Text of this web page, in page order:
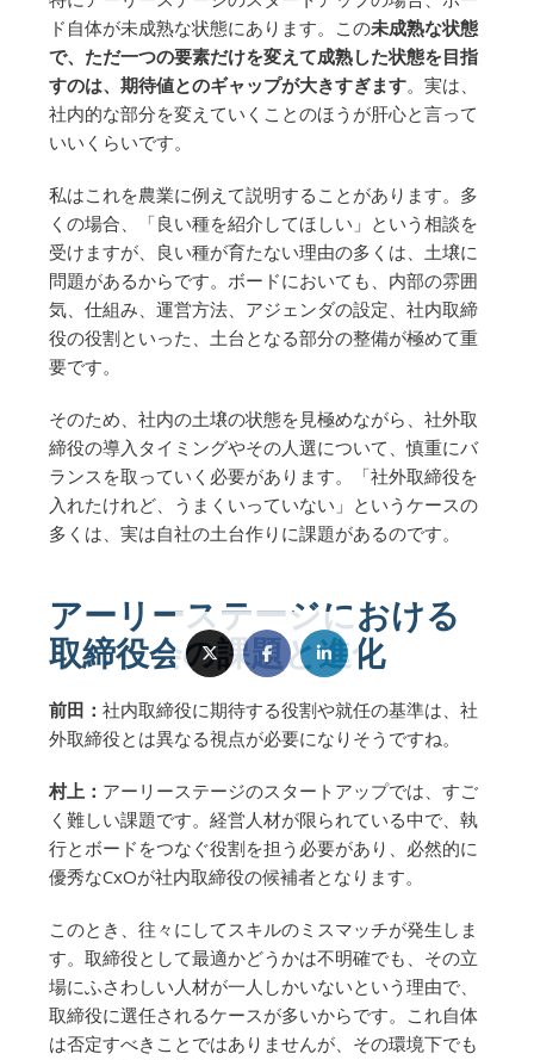
ド自体が未成熟な状態にあります。この未成熟な状態
で、ただ一つの要素だけを変えて成熟した状態を目指
すのは、期待値とのギャップが大きすぎます。実は、
社内的な部分を変えていくことのほうが肝心と言って
いいくらいです。
私はこれを農業に例えて説明することがあります。多
くの場合、「良い種を紹介してほしい」という相談を
受けますが、良い種が育たない理由の多くは、土壌に
問題があるからです。ボードにおいても、内部の雰囲
気、仕組み、運営方法、アジェンダの設定、社内取締
役の役割といった、土台となる部分の整備が極めて重
要です。
そのため、社内の土壌の状態を見極めながら、社外取
締役の導入タイミングやその人選について、慎重にバ
ランスを取っていく必要があります。「社外取締役を
入れたけれど、うまくいっていない」というケースの
多くは、実は自社の土台作りに課題があるのです。
アーリーステージにおける
取締役会の課題と進化
前田： 社内取締役に期待する役割や就任の基準は、社
外取締役とは異なる視点が必要になりそうですね。
村上： アーリーステージのスタートアップでは、すご
く難しい課題です。経営人材が限られている中で、執
行とボードをつなぐ役割を担う必要があり、必然的に
優秀なCxOが社内取締役の候補者となります。
このとき、往々にしてスキルのミスマッチが発生しま
す。取締役として最適かどうかは不明確でも、その立
場にふさわしい人材が一人しかいないという理由で、
取締役に選任されるケースが多いからです。これ自体
は否定すべきことではありませんが、その環境下でも